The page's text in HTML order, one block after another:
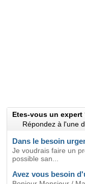
Etes-vous un expert
Répondez à l'une
Dans le besoin
Je voudrais faire un
possible san...
Avez vous besoin